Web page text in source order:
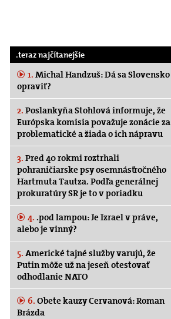
.teraz najčítanejšie
1. Michal Handzuš: Dá sa Slovensko
opraviť?
2. Poslankyňa Stohlová informuje, že
Európska komisia považuje zonácie za
problematické a žiada o ich nápravu
3. Pred 40 rokmi roztrhali
pohraničiarske psy osemnásťročného
Hartmuta Tautza. Podľa generálnej
prokuratúry SR je to v poriadku
4. .pod lampou: Je Izrael v práve,
alebo je vinný?
5. Americké tajné služby varujú, že
Putin môže už na jeseň otestovať
odhodlanie NATO
6. Obete kauzy Cervanová: Roman
Brázda